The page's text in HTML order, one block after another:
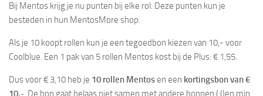
Bij Mentos krijg je nu punten bij elke rol. Deze punten kun je
besteden in hun MentosMore shop.
Als je 10 koopt rollen kun je een tegoedbon kiezen van 10,- voor
Coolblue. Een 1 pak van 5 rollen Mentos kost bij de Plus: € 1,55.
Dus voor € 3,10 heb je 10 rollen Mentosen een kortingsbon van €
10,-. De bon gaat helaas niet samen met andere bonnen (:()en min